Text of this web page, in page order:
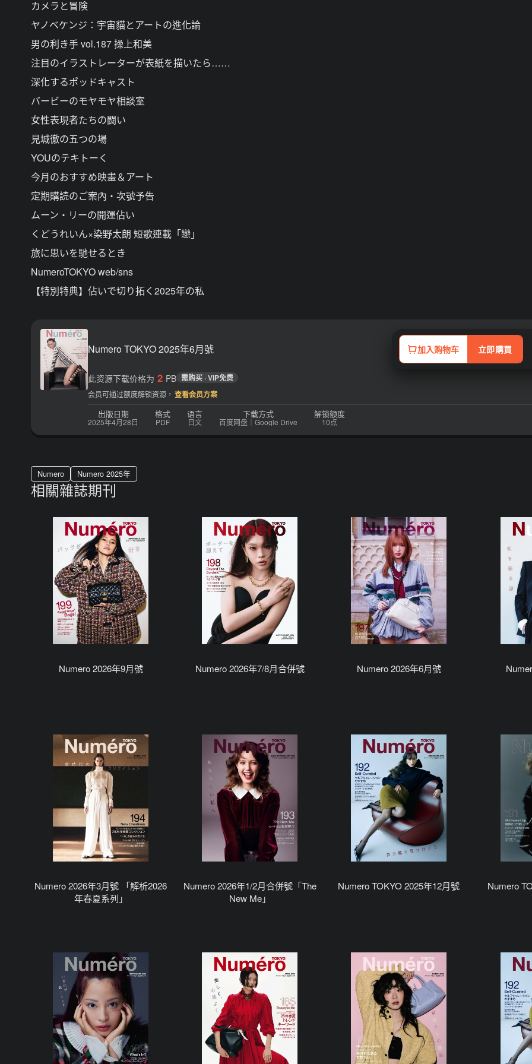
カメラと冒険
ヤノベケンジ：宇宙貓とアートの進化論
男の利き手 vol.187 操上和美
注目のイラストレーターが表紙を描いたら……
深化するポッドキャスト
バービーのモヤモヤ相談室
女性表現者たちの闘い
見城徹の五つの場
YOUのテキトーく
今月のおすすめ映畫＆アート
定期購読のご案內・次號予告
ムーン・リーの開運佔い
くどうれいん×染野太朗 短歌連載「戀」
旅に思いを馳せるとき
NumeroTOKYO web/sns
【特別特典】佔いで切り拓く2025年の私
Numero TOKYO 2025年6月號 加入购物车 立即購買
此资源下载价格为 2 PB 需购买 · VIP免费
会员可通过额度解锁资源， 查看会员方案
出版日期
2025年4月28日
格式
PDF
语言
日文
下载方式
百度网盘｜Google Drive
解锁额度
10点
Numero Numero 2025年
相關雜誌期刊
Numero 2026年9月號 Numero 2026年7/8月合併號 Numero 2026年6月號
Numero 2026年3月號 「解析2026
年春夏系列」
Numero 2026年1/2月合併號「The
New Me」
Numero TOKYO 2025年12月號 Numero